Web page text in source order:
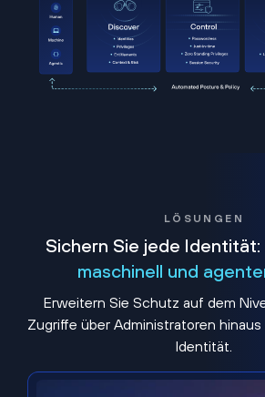
LÖSUNGEN
Sichern Sie jede Identität:
maschinell und
Erweitern Sie Schutz auf dem
Zugriffe über Administratoren
Identität.